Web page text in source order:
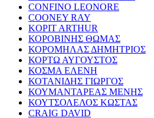
CONFINO LEONORE
COONEY RAY
KOPIT ARTHUR
ΚΟΡΟΒΙΝΗΣ ΘΩΜΑΣ
ΚΟΡΟΜΗΛΑΣ ΔΗΜΗΤΡΙΟΣ
ΚΟΡΤΩ ΑΥΓΟΥΣΤΟΣ
ΚΟΣΜΑ ΕΛΕΝΗ
ΚΟΤΑΝΙΔΗΣ ΓΙΩΡΓΟΣ
ΚΟΥΜΑΝΤΑΡΕΑΣ ΜΕΝΗΣ
ΚΟΥΤΣΟΛΕΛΟΣ ΚΩΣΤΑΣ
CRAIG DAVID